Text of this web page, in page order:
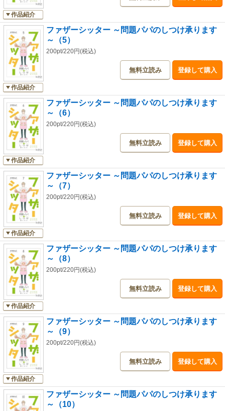
作品紹介
作品紹介
ファザーシッター ～問題パパのしつけ承ります
～（5）
200pt/220円(税込)
無料立読み 登録して購入
作品紹介
ファザーシッター ～問題パパのしつけ承ります
～（6）
200pt/220円(税込)
無料立読み 登録して購入
作品紹介
ファザーシッター ～問題パパのしつけ承ります
～（7）
200pt/220円(税込)
無料立読み 登録して購入
作品紹介
ファザーシッター ～問題パパのしつけ承ります
～（8）
200pt/220円(税込)
無料立読み 登録して購入
作品紹介
ファザーシッター ～問題パパのしつけ承ります
～（9）
200pt/220円(税込)
無料立読み 登録して購入
ファザーシッター ～問題パパのしつけ承ります
～（10）